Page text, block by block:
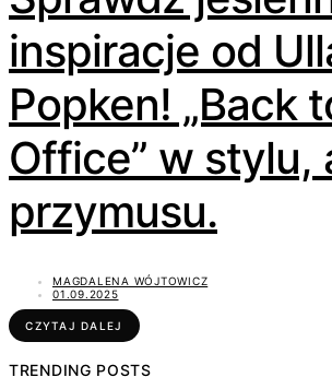
inspiracje od
Popken! „Back
Office” w stylu,
przymusu.
MAGDALENA WÓJTOWICZ
01.09.2025
CZYTAJ DALEJ
TRENDING POSTS